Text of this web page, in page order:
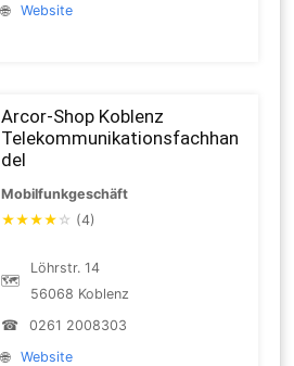
🌐
Website
Arcor-Shop Koblenz
Telekommunikationsfachhan
del
Mobilfunkgeschäft
★★★★ ☆ (4)
🗺
Löhrstr. 14
56068 Koblenz
☎
0261 2008303
🌐
Website